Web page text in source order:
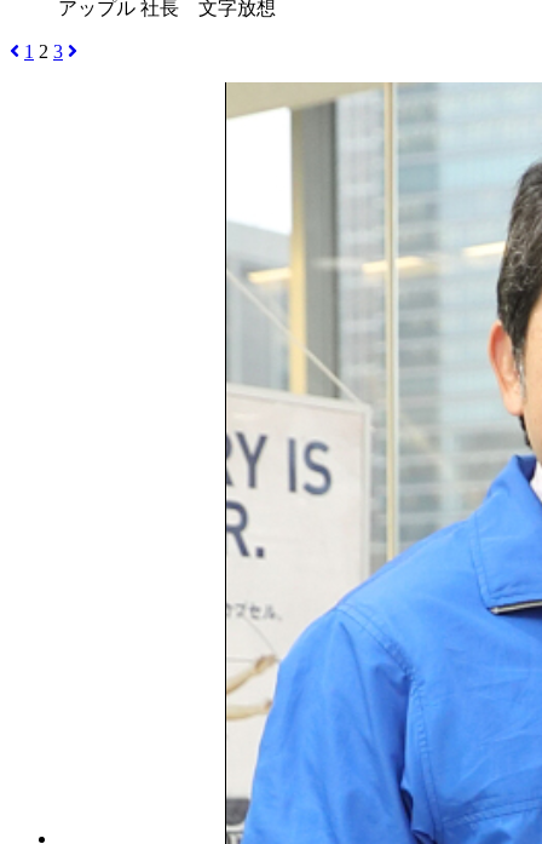
アップル 社長 文字放想
1 2 3